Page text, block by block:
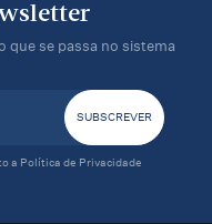
que se passa no sistema
a Política de Privacidade